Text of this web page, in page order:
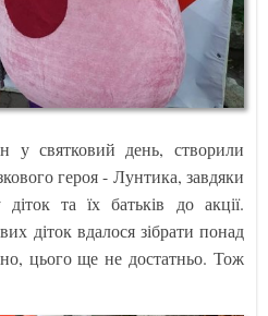
у святковий день, створили
героя - Лунтика, завдяки
та їх батьків до акції.
діток вдалося зібрати понад
цього ще не достатньо. Тож